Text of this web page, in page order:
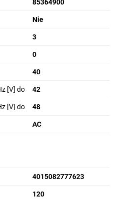
85364900
Nie
3
0
40
[V] do 42
[V] do 48
AC
4015082777623
120